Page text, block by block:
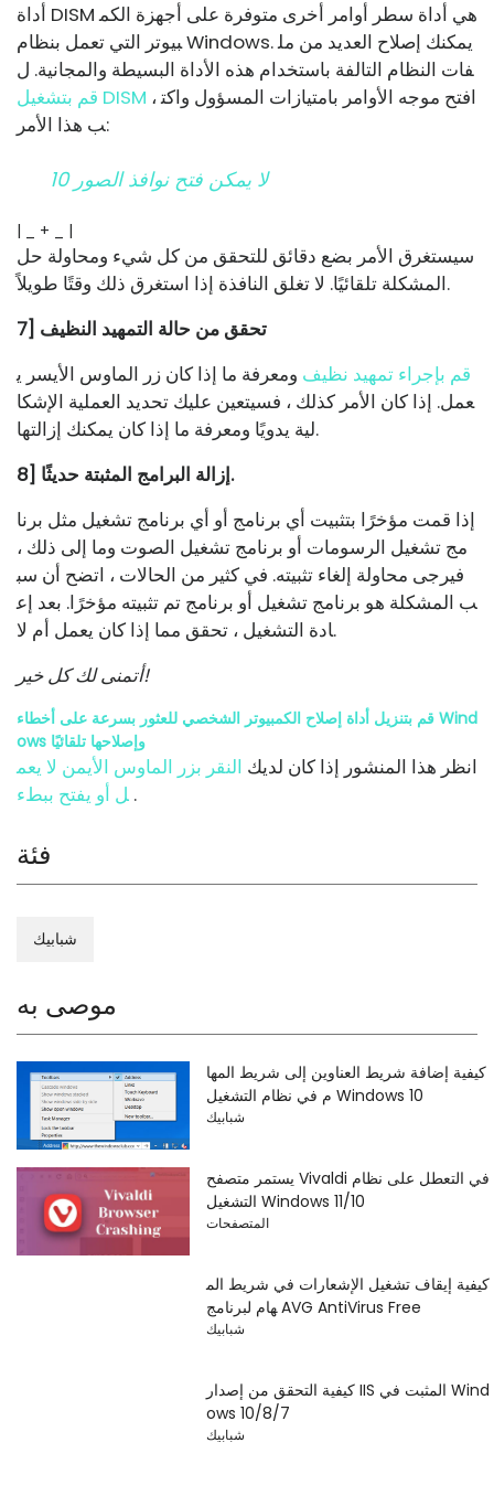
أداة DISM هي أداة سطر أوامر أخرى متوفرة على أجهزة الكم
بيوتر التي تعمل بنظام Windows. يمكنك إصلاح العديد من مل
فات النظام التالفة باستخدام هذه الأداة البسيطة والمجانية. ل
قم بتشغيل DISM ، افتح موجه الأوامر بامتيازات المسؤول واكت
ب هذا الأمر:
لا يمكن فتح نوافذ الصور 10
| _ + _ |
سيستغرق الأمر بضع دقائق للتحقق من كل شيء ومحاولة حل
المشكلة تلقائيًا. لا تغلق النافذة إذا استغرق ذلك وقتًا طويلاً.
7] تحقق من حالة التمهيد النظيف
قم بإجراء تمهيد نظيف ومعرفة ما إذا كان زر الماوس الأيسر ي
عمل. إذا كان الأمر كذلك ، فسيتعين عليك تحديد العملية الإشكا
لية يدويًا ومعرفة ما إذا كان يمكنك إزالتها.
8] إزالة البرامج المثبتة حديثًا.
إذا قمت مؤخرًا بتثبيت أي برنامج أو أي برنامج تشغيل مثل برنا
مج تشغيل الرسومات أو برنامج تشغيل الصوت وما إلى ذلك ،
فيرجى محاولة إلغاء تثبيته. في كثير من الحالات ، اتضح أن سب
ب المشكلة هو برنامج تشغيل أو برنامج تم تثبيته مؤخرًا. بعد إع
ادة التشغيل ، تحقق مما إذا كان يعمل أم لا.
أتمنى لك كل خير!
قم بتنزيل أداة إصلاح الكمبيوتر الشخصي للعثور بسرعة على أخطاء Wind
ows وإصلاحها تلقائيًا
انظر هذا المنشور إذا كان لديك النقر بزر الماوس الأيمن لا يعم
ل أو يفتح ببطء .
فئة
شبابيك
موصى به
كيفية إضافة شريط العناوين إلى شريط المها
م في نظام التشغيل Windows 10
شبابيك
يستمر متصفح Vivaldi في التعطل على نظام
التشغيل Windows 11/10
المتصفحات
كيفية إيقاف تشغيل الإشعارات في شريط الم
هام لبرنامج AVG AntiVirus Free
شبابيك
كيفية التحقق من إصدار IIS المثبت في Wind
ows 10/8/7
شبابيك